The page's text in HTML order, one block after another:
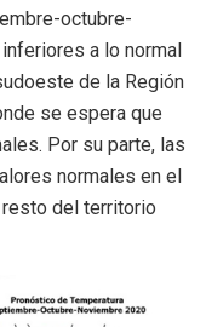
octubre-
a lo normal
de la Región
se espera que
Por su parte, las
normales en el
del territorio